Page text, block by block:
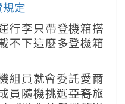
定
行李只帶登機箱搭
不下這麼多登機箱
組員就會委託愛爾
員隨機挑選亞裔旅